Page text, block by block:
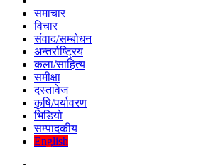
समाचार
विचार
संवाद/सम्बोधन
अन्तर्राष्ट्रिय
कला/साहित्य
समीक्षा
दस्तावेज
कृषि/पर्यावरण
भिडियो
सम्पादकीय
English